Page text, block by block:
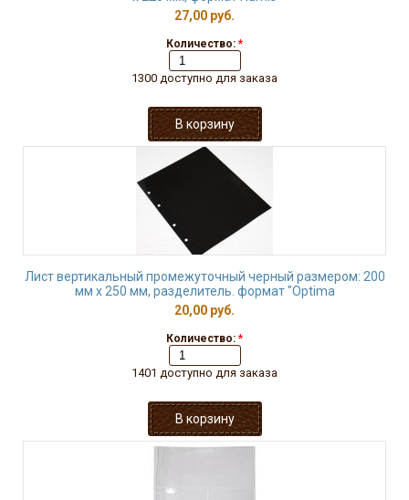
27,00 руб.
Количество: *
1300 доступно для заказа
Лист вертикальный промежуточный черный размером: 200
мм х 250 мм, разделитель. формат "Optima
20,00 руб.
Количество: *
1401 доступно для заказа